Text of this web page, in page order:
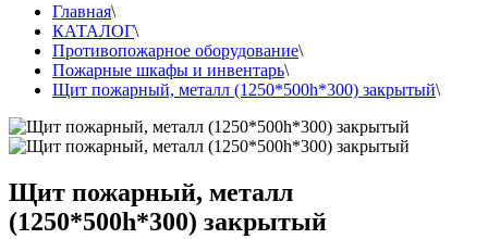
Главная\
КАТАЛОГ\
Противопожарное оборудование\
Пожарные шкафы и инвентарь\
Щит пожарный, металл (1250*500h*300) закрытый\
Щит пожарный, металл
(1250*500h*300) закрытый